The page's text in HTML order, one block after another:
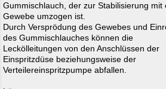
Gummischlauch, der zur Stabilisierung mit
Gewebe umzogen ist.
Durch Versprödung des Gewebes und
des Gummischlauches können die
Leckölleitungen von den Anschlüssen der
Einspritzdüse beziehungsweise der
Verteilereinspritzpumpe abfallen.